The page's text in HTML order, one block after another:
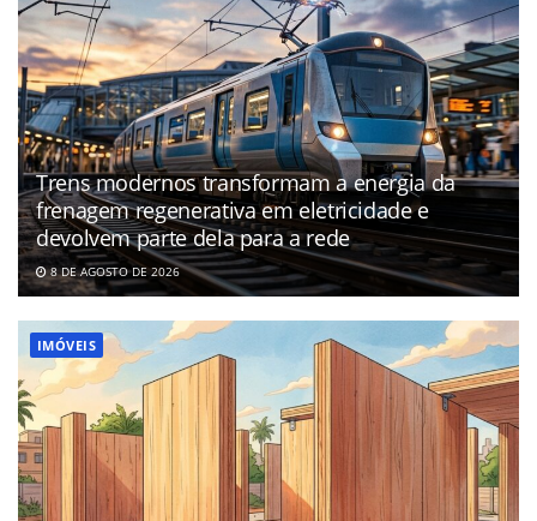
Trens modernos transformam a energia da
frenagem regenerativa em eletricidade e
devolvem parte dela para a rede
8 DE AGOSTO DE 2026
IMÓVEIS